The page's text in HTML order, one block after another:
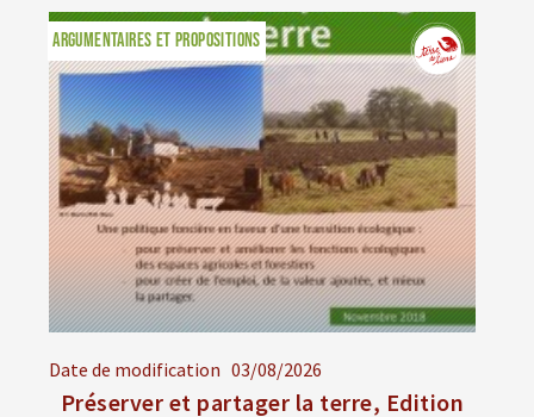
Date de modification 03/08/2026
Préserver et partager la terre, Edition
ARGUMENTAIRES ET PROPOSITIONS